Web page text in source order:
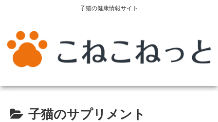
子猫の健康情報サイト
子猫のサプリメント